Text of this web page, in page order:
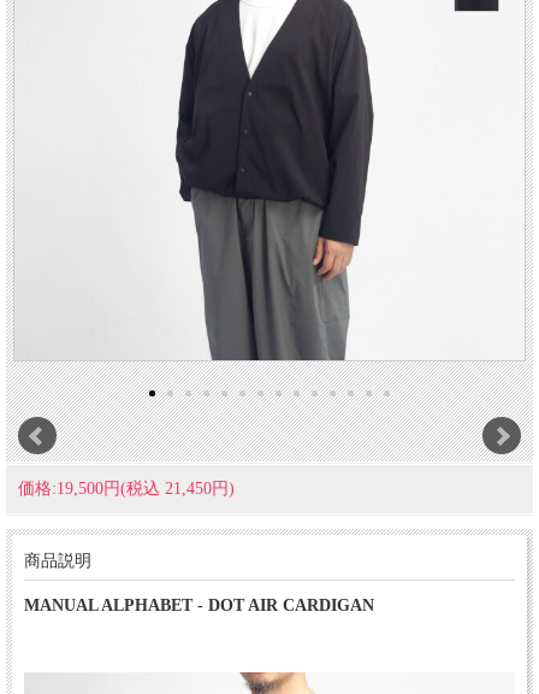
価格:19,500円(税込 21,450円)
商品説明
MANUAL ALPHABET - DOT AIR CARDIGAN